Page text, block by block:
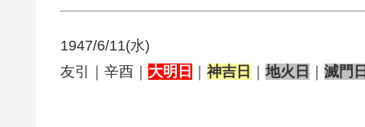
1947/6/11(水)
友引｜辛酉｜ 大明日 ｜ 神吉日 ｜地火日 ｜ 滅門日